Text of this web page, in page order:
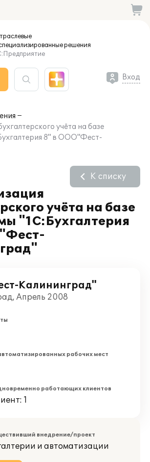
решения
Вход
учёта на базе
8" в ООО"Фест-
учёта на базе
"1С:Бухгалтерия
К списку
Калининград"
Апрель 2008
рабочих мест
работающих клиентов
1
внедрение/проект
и автоматизации